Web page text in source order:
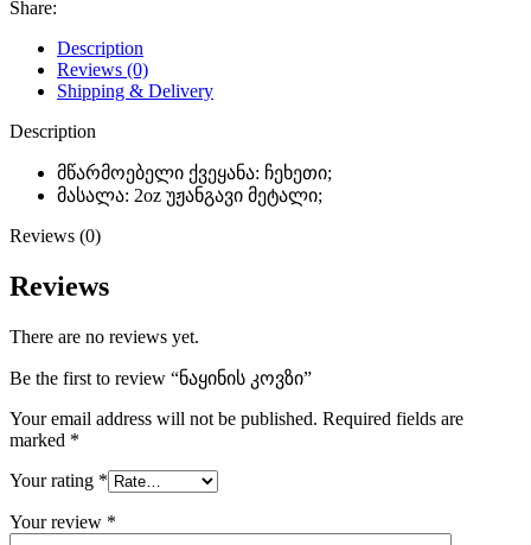
Share:
Description
Reviews (0)
Shipping & Delivery
Description
მწარმოებელი ქვეყანა: ჩეხეთი;
მასალა: 2oz უჟანგავი მეტალი;
Reviews (0)
Reviews
There are no reviews yet.
Be the first to review “ნაყინის კოვზი”
Your email address will not be published. Required fields are
marked *
Your rating *
Your review *